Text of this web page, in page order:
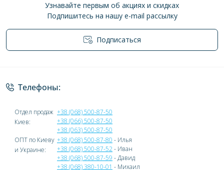
Узнавайте первым об акциях и скидках
Подпишитесь на нашу e-mail рассылку
Подписаться
Политика конфиденциальности
Телефоны:
Отдел продаж
Киев:
+38 (068) 500-87-50
+38 (066) 500-87-50
+38 (063) 500-87-50
ОПТ по Киеву
и Украине:
+38 (068) 500-87-80 - Илья
+38 (068) 500-87-52- Иван
+38 (068) 500-87-59 - Давид
+38 (068) 380-10-01 - Михаил